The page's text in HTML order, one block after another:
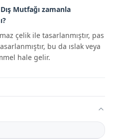
Mutfağı zamanla
çelik ile tasarlanmıştır, pas
bu da ıslak veya
hale gelir.